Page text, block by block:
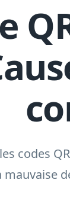
codes